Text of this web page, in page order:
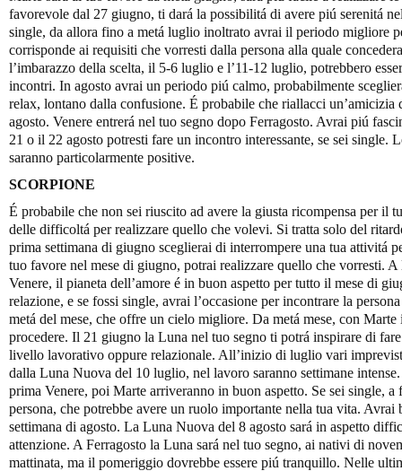
favorevole dal 27 giugno, ti dará la possibilitá di avere piú serenitá
single, da allora fino a metá luglio inoltrato avrai il periodo migliore
corrisponde ai requisiti che vorresti dalla persona alla quale
l’imbarazzo della scelta, il 5-6 luglio e l’11-12 luglio, potrebbero
incontri. In agosto avrai un periodo piú calmo, probabilmente
relax, lontano dalla confusione. É probabile che riallacci
agosto. Venere entrerá nel tuo segno dopo Ferragosto. Avrai piú
21 o il 22 agosto potresti fare un incontro interessante, se sei single.
saranno particolarmente positive.
SCORPIONE
É probabile che non sei riuscito ad avere la giusta ricompensa per il
delle difficoltá per realizzare quello che volevi. Si tratta solo del
prima settimana di giugno sceglierai di interrompere una tua attivitá
tuo favore nel mese di giugno, potrai realizzare quello che vorresti.
Venere, il pianeta dell’amore é in buon aspetto per tutto il mese di
relazione, e se fossi single, avrai l’occasione per incontrare la
metá del mese, che offre un cielo migliore. Da metá mese, con
procedere. Il 21 giugno la Luna nel tuo segno ti potrá inspirare di
livello lavorativo oppure relazionale. All’inizio di luglio vari
dalla Luna Nuova del 10 luglio, nel lavoro saranno settimane
prima Venere, poi Marte arriveranno in buon aspetto. Se sei single,
persona, che potrebbe avere un ruolo importante nella tua vita. Avrai
settimana di agosto. La Luna Nuova del 8 agosto sará in aspetto
attenzione. A Ferragosto la Luna sará nel tuo segno, ai nativi di
mattinata, ma il pomeriggio dovrebbe essere piú tranquillo. Nelle